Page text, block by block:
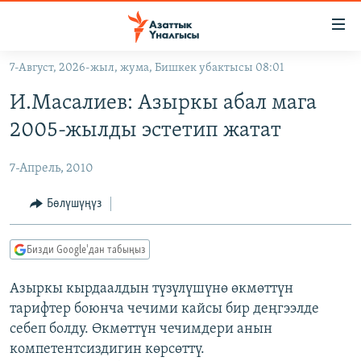
Навигацияга
өтүңүз
салыңыз
САЯСАТ
ЭКОНОМИКА
ДҮЙНӨ
БОРБОР АЗИЯ
УКРАИНА
АТАЙЫН ИЛИКТӨӨ
БҮГҮН АЗАТТЫКТА
ЭКСПЕРТТЕР ТАЛДАЙТ
БИЗ ЖАНА ДҮЙНӨ
ДАНИСТЕ
ПОДКАСТ
ӨЗГӨЧӨ ПИКИР
Русский
7-Август, 2026-жыл, жума, Бишкек убактысы 08:01
И.Масалиев: Азыркы абал мага
2005-жылды эстетип жатат
7-Апрель, 2010
Бөлүшүңүз
Бизди Google'дан табыңыз
Азыркы кырдаалдын түзүлүшүнө өкмөттүн
тарифтер боюнча чечими кайсы бир деңгээлде
себеп болду. Өкмөттүн чечимдери анын
компетентсиздигин көрсөттү.